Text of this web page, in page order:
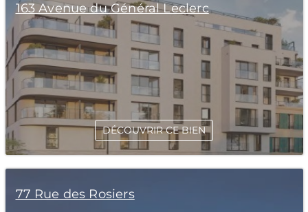
163 Avenue du Général Leclerc
DÉCOUVRIR CE BIEN
77 Rue des Rosiers